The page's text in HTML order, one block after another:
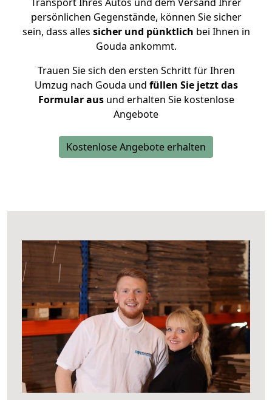
persönlichen Gegenstände, können Sie sicher
sein, dass alles sicher und pünktlich bei Ihnen in
Gouda ankommt.
Trauen Sie sich den ersten Schritt für Ihren
Umzug nach Gouda und füllen Sie jetzt das
Formular ausund erhalten Sie kostenlose
Angebote
Kostenlose Angebote erhalten